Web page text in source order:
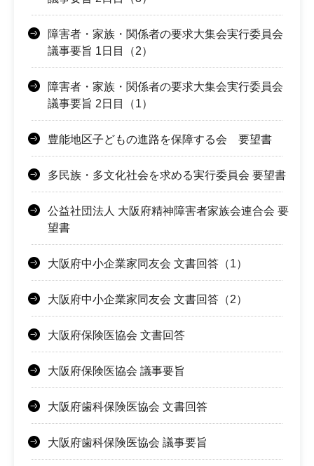
障害者・家族・関係者の要求大集会実行委員会
議事要旨 1日目（2）
障害者・家族・関係者の要求大集会実行委員会
議事要旨 2日目（1）
豊能地区子どもの進路を保障する会 要望書
多民族・多文化社会を求める実行委員会 要望書
公益社団法人 大阪府精神障害者家族会連合会 要
望書
大阪府中小企業家同友会 文書回答（1）
大阪府中小企業家同友会 文書回答（2）
大阪府保険医協会 文書回答
大阪府保険医協会 議事要旨
大阪府歯科保険医協会 文書回答
大阪府歯科保険医協会 議事要旨